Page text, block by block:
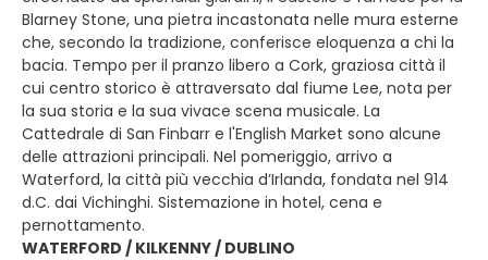
Blarney Stone, una pietra incastonata nelle mura esterne
che, secondo la tradizione, conferisce eloquenza a chi la
bacia. Tempo per il pranzo libero a Cork, graziosa città il
cui centro storico è attraversato dal fiume Lee, nota per
la sua storia e la sua vivace scena musicale. La
Cattedrale di San Finbarr e l'English Market sono alcune
delle attrazioni principali. Nel pomeriggio, arrivo a
Waterford, la città più vecchia d’Irlanda, fondata nel 914
d.C. dai Vichinghi. Sistemazione in hotel, cena e
pernottamento.
WATERFORD / KILKENNY / DUBLINO